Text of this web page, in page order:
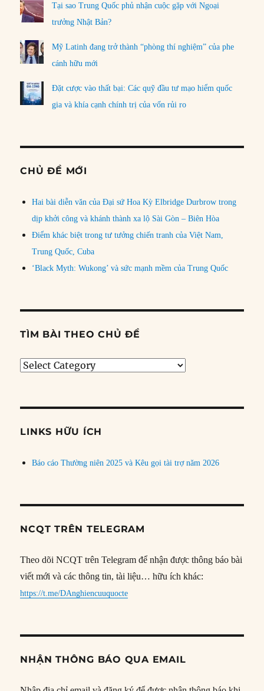
Tại sao Trung Quốc phủ nhận cuộc gặp với Ngoại
trưởng Nhật Bản?
Mỹ Latinh đang trở thành “phòng thí nghiệm” của phe
cánh hữu mới
Đặt cược vào thất bại: Các quỹ đầu tư mạo hiểm quốc
gia và khía cạnh chính trị của vốn rủi ro
CHỦ ĐỀ MỚI
Hai bài diễn văn của Đại sứ Hoa Kỳ Elbridge Durbrow trong
dịp khởi công và khánh thành xa lộ Sài Gòn – Biên Hòa
Điểm khác biệt trong tư tưởng chiến tranh của Việt Nam,
Trung Quốc, Cuba
‘Black Myth: Wukong’ và sức mạnh mềm của Trung Quốc
TÌM BÀI THEO CHỦ ĐỀ
Tìm
đề
LINKS HỮU ÍCH
Báo cáo Thường niên 2025 và Kêu gọi tài trợ năm 2026
NCQT TRÊN TELEGRAM
Theo dõi NCQT trên Telegram để nhận được thông báo bài
viết mới và các thông tin, tài liệu… hữu ích khác:
https://t.me/DAnghiencuuquocte
NHẬN THÔNG BÁO QUA EMAIL